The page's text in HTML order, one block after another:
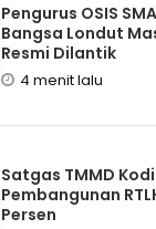
Pengurus OSIS
Bangsa Londut
Resmi Dilantik
4 menit lalu
Satgas TMMD
Pembangunan
Persen